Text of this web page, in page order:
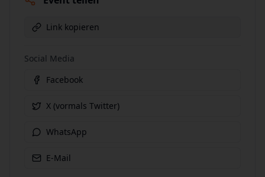
Link kopieren
Social Media
Facebook
X (vormals Twitter)
WhatsApp
E-Mail